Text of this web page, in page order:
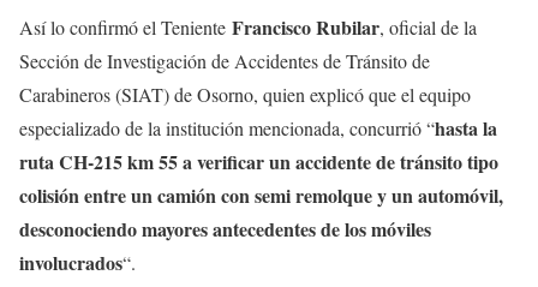
Así lo confirmó el Teniente Francisco Rubilar, oficial de la
Sección de Investigación de Accidentes de Tránsito de
Carabineros (SIAT) de Osorno, quien explicó que el equipo
especializado de la institución mencionada, concurrió “hasta la
ruta CH-215 km 55 a verificar un accidente de tránsito tipo
colisión entre un camión con semi remolque y un automóvil,
desconociendo mayores antecedentes de los móviles
involucrados“.